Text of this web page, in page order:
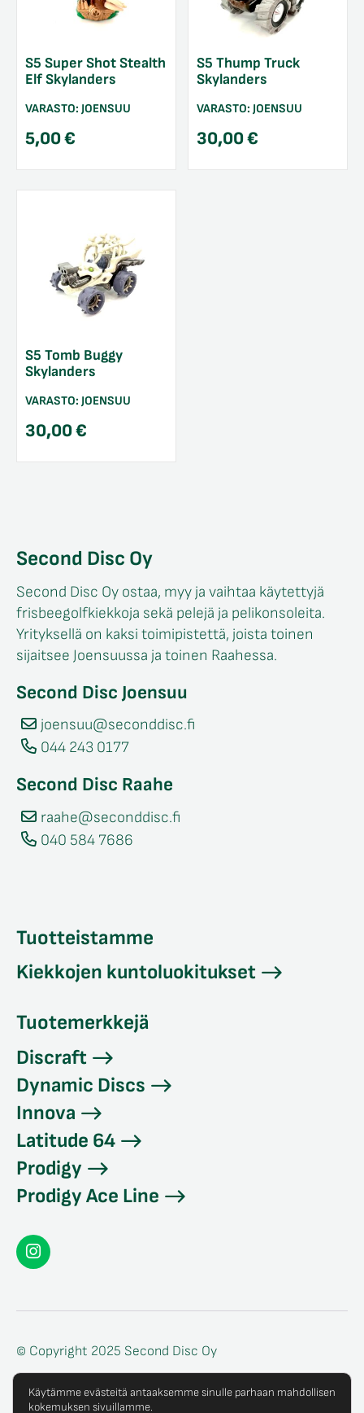
S5 Super Shot Stealth
Elf Skylanders
VARASTO: JOENSUU
5,00€
S5 Thump Truck
Skylanders
VARASTO: JOENSUU
30,00€
S5 Tomb Buggy
Skylanders
VARASTO: JOENSUU
30,00€
Second Disc Oy
Second Disc Oy ostaa, myy ja vaihtaa käytettyjä
frisbeegolfkiekkoja sekä pelejä ja pelikonsoleita.
Yrityksellä on kaksi toimipistettä, joista toinen
sijaitsee Joensuussa ja toinen Raahessa.
Second Disc Joensuu
joensuu@seconddisc.fi
044 243 0177
Second Disc Raahe
raahe@seconddisc.fi
040 584 7686
Tuotteistamme
Kiekkojen kuntoluokitukset
Tuotemerkkejä
Discraft
Dynamic Discs
Innova
Latitude 64
Prodigy
Prodigy Ace Line
Seconddisc
© Copyright 2025 Second Disc Oy
Tietosuojaseloste
Käytämme evästeitä antaaksemme sinulle parhaan mahdollisen
kokemuksen sivuillamme.